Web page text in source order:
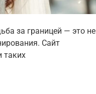
за границей — это не
Сайт
таких